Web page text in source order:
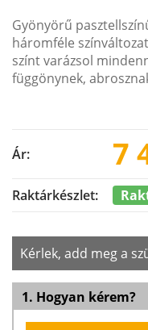
Gyönyörű
háromféle
színt varázsol
függönynek,
Ár: 7
Raktárkészlet:
Kérlek, add meg a
1. Hogyan kérem?